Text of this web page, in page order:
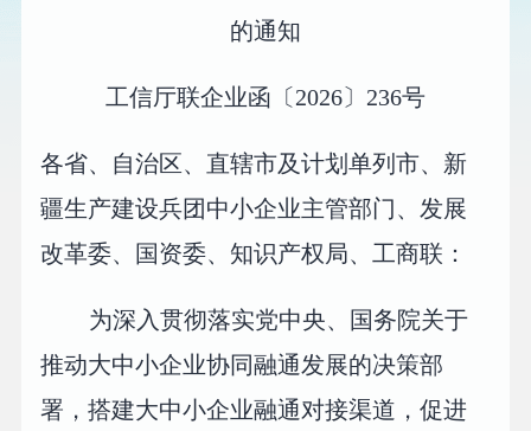
的通知
工信厅联企业函〔2026〕236号
各省、自治区、直辖市及计划单列市、新
疆生产建设兵团中小企业主管部门、发展
改革委、国资委、知识产权局、工商联：
为深入贯彻落实党中央、国务院关于
推动大中小企业协同融通发展的决策部
署，搭建大中小企业融通对接渠道，促进